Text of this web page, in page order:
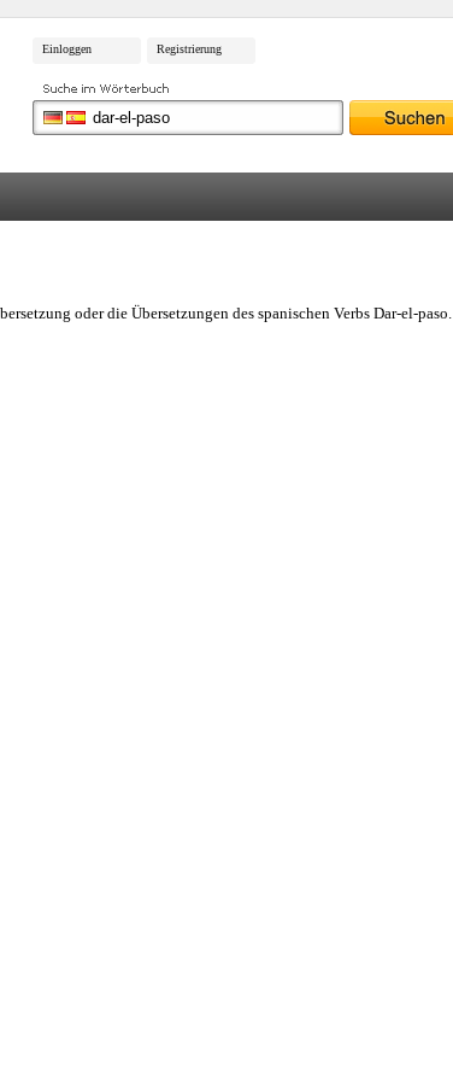
Einloggen Registrierung
oder die Übersetzungen des spanischen Verbs Dar-el-paso.